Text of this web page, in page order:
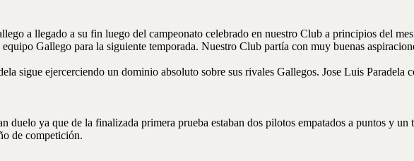
a llegado a su fin luego del campeonato celebrado en nuestro Club a principios del
Gallego para la siguiente temporada. Nuestro Club partía con muy buenas
sigue ejercerciendo un dominio absoluto sobre sus rivales Gallegos. Jose Luis Paradela
duelo ya que de la finalizada primera prueba estaban dos pilotos empatados a puntos y
de competición.